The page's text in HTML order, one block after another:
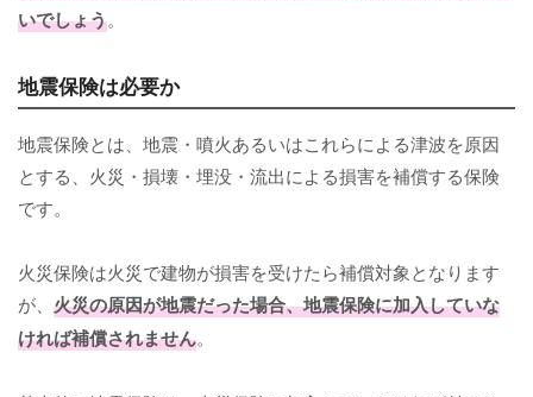
いでしょう。
地震保険は必要か
地震保険とは、地震・噴火あるいはこれらによる津波を原因
とする、火災・損壊・埋没・流出による損害を補償する保険
です。
火災保険は火災で建物が損害を受けたら補償対象となります
が、 火災の原因が地震だった場合、地震保険に加入していな
ければ補償されません。